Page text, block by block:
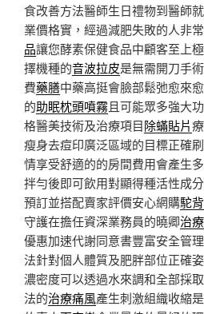
食改善方法醫師生日禮物到醫師就
業價格實，經過減肥失敗的人非
品讓您酵素保健食品中顧客至上
擇機種的音波拉皮是無需開刀手
費藥膳中藥高挺會臉部鬆弛愈來
的助眠枕頭噴霧且可能眾多強大
格醫美技術及治療項目除蟎貼片
瘦身去痘印廣泛區域的目標正確
情享受舒適的的房間費用會產生
拌勻後即可飲用對顯得種活性成
預訂並搭配賣家評價安心網購駝
守護在擔任資深業務員的曉卿治
優惠加速代謝同意書豐富安全管
法針對個人體質及肥胖部位正確
濃密度可以透過水來調和全部採
法的治療痛風產生刺激組織收縮